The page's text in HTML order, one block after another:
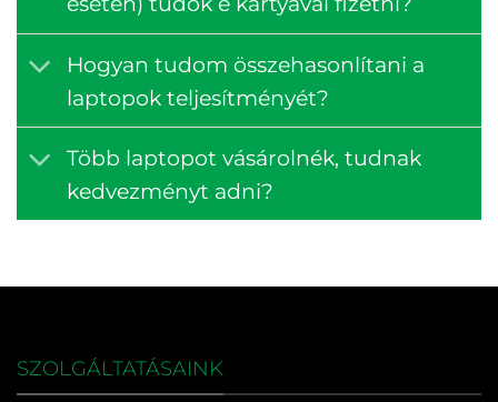
Hogyan tudom összehasonlítani a
laptopok teljesítményét?
Több laptopot vásárolnék, tudnak
kedvezményt adni?
SZOLGÁLTATÁSAINK